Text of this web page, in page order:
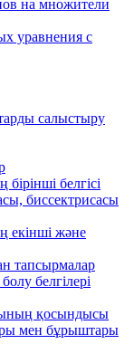
на множители
уравнения с
салыстыру
белгісі
биссектрисасы
екінші және
тапсырмалар
белгілері
қосындысы
мен бұрыштары